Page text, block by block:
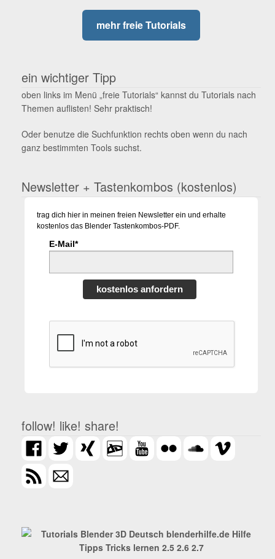
mehr freie Tutorials
ein wichtiger Tipp
oben links im Menü „freie Tutorials“ kannst du Tutorials nach
Themen auflisten! Sehr praktisch!
Oder benutze die Suchfunktion rechts oben wenn du nach
ganz bestimmten Tools suchst.
Newsletter + Tastenkombos (kostenlos)
trag dich hier in meinen freien Newsletter ein und erhalte
kostenlos das Blender Tastenkombos-PDF.
E-Mail*
kostenlos anfordern
follow! like! share!